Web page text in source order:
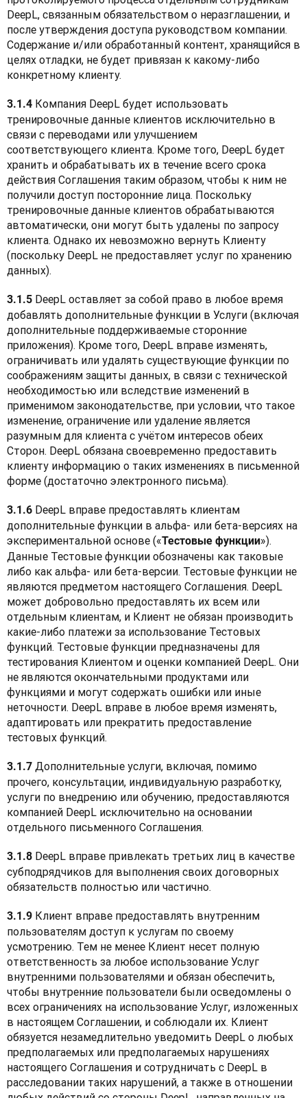
DeepL, связанным обязательством о неразглашении, и
после утверждения доступа руководством компании.
Содержание и/или обработанный контент, хранящийся в
целях отладки, не будет привязан к какому-либо
конкретному клиенту.
3.1.4 Компания DeepL будет использовать
тренировочные данные клиентов исключительно в
связи с переводами или улучшением
соответствующего клиента. Кроме того, DeepL будет
хранить и обрабатывать их в течение всего срока
действия Соглашения таким образом, чтобы к ним не
получили доступ посторонние лица. Поскольку
тренировочные данные клиентов обрабатываются
автоматически, они могут быть удалены по запросу
клиента. Однако их невозможно вернуть Клиенту
(поскольку DeepL не предоставляет услуг по хранению
данных).
3.1.5 DeepL оставляет за собой право в любое время
добавлять дополнительные функции в Услуги (включая
дополнительные поддерживаемые сторонние
приложения). Кроме того, DeepL вправе изменять,
ограничивать или удалять существующие функции по
соображениям защиты данных, в связи с технической
необходимостью или вследствие изменений в
применимом законодательстве, при условии, что такое
изменение, ограничение или удаление является
разумным для клиента с учётом интересов обеих
Сторон. DeepL обязана своевременно предоставить
клиенту информацию о таких изменениях в письменной
форме (достаточно электронного письма).
3.1.6 DeepL вправе предоставлять клиентам
дополнительные функции в альфа- или бета-версиях на
экспериментальной основе («Тестовые функции»).
Данные Тестовые функции обозначены как таковые
либо как альфа- или бета-версии. Тестовые функции не
являются предметом настоящего Соглашения. DeepL
может добровольно предоставлять их всем или
отдельным клиентам, и Клиент не обязан производить
какие-либо платежи за использование Тестовых
функций. Тестовые функции предназначены для
тестирования Клиентом и оценки компанией DeepL. Они
не являются окончательными продуктами или
функциями и могут содержать ошибки или иные
неточности. DeepL вправе в любое время изменять,
адаптировать или прекратить предоставление
тестовых функций.
3.1.7 Дополнительные услуги, включая, помимо
прочего, консультации, индивидуальную разработку,
услуги по внедрению или обучению, предоставляются
компанией DeepL исключительно на основании
отдельного письменного Соглашения.
3.1.8 DeepL вправе привлекать третьих лиц в качестве
субподрядчиков для выполнения своих договорных
обязательств полностью или частично.
3.1.9 Клиент вправе предоставлять внутренним
пользователям доступ к услугам по своему
усмотрению. Тем не менее Клиент несет полную
ответственность за любое использование Услуг
внутренними пользователями и обязан обеспечить,
чтобы внутренние пользователи были осведомлены о
всех ограничениях на использование Услуг, изложенных
в настоящем Соглашении, и соблюдали их. Клиент
обязуется незамедлительно уведомить DeepL о любых
предполагаемых или предполагаемых нарушениях
настоящего Соглашения и сотрудничать с DeepL в
расследовании таких нарушений, а также в отношении